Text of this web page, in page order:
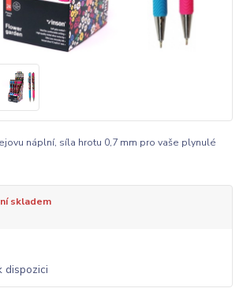
náplní, síla hrotu 0,7 mm pro vaše plynulé
skladem
dispozici